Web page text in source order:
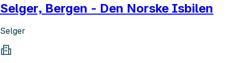
Selger, Bergen - Den Norske Isbilen
Selger